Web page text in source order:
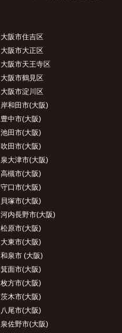
大阪市住吉区
大阪市大正区
大阪市天王寺区
大阪市鶴見区
大阪市淀川区
岸和田市(大阪)
豊中市(大阪)
池田市(大阪)
吹田市(大阪)
泉大津市(大阪)
高槻市(大阪)
守口市(大阪)
貝塚市(大阪)
河内長野市(大阪)
松原市(大阪)
大東市(大阪)
和泉市 (大阪)
箕面市(大阪)
枚方市(大阪)
茨木市(大阪)
八尾市(大阪)
泉佐野市(大阪)